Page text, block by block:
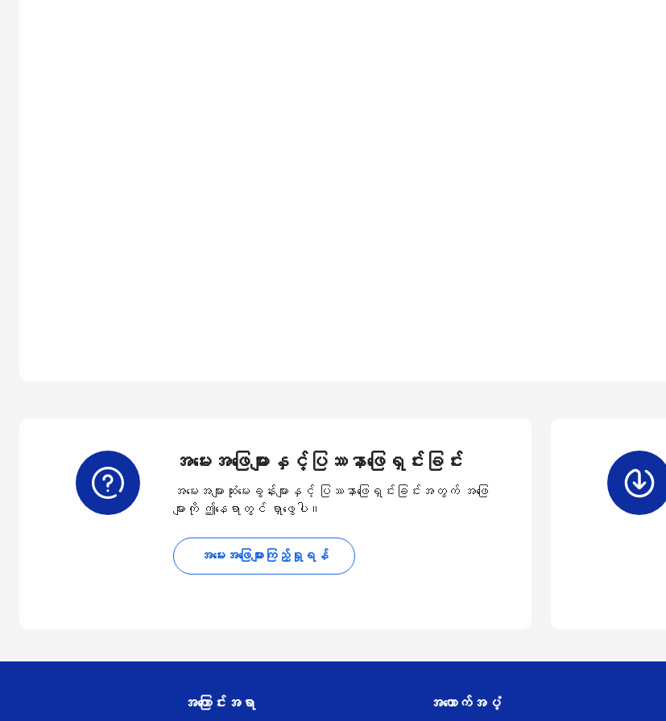
အမေးအဖြေများနှင့်ပြဿနာဖြေရှင်းခြင်း
အမေးအများဆုံးမေးခွန်းများနှင့် ပြဿနာဖြေရှင်းခြင်းအတွက် အဖြေ
များကို ဤနေရာတွင် ရှာဖွေပါ။
အမေးအဖြေများကြည့်ရှုရန်
အကြောင်းအရာ အထောက်အပံ့